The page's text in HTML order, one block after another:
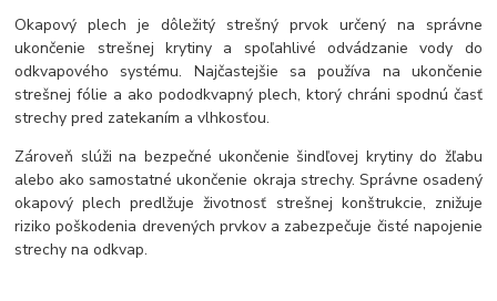
Okapový plech je dôležitý strešný prvok určený na správne
ukončenie strešnej krytiny a spoľahlivé odvádzanie vody do
odkvapového systému. Najčastejšie sa používa na ukončenie
strešnej fólie a ako pododkvapný plech, ktorý chráni spodnú časť
strechy pred zatekaním a vlhkosťou.
Zároveň slúži na bezpečné ukončenie šindľovej krytiny do žľabu
alebo ako samostatné ukončenie okraja strechy. Správne osadený
okapový plech predlžuje životnosť strešnej konštrukcie, znižuje
riziko poškodenia drevených prvkov a zabezpečuje čisté napojenie
strechy na odkvap.